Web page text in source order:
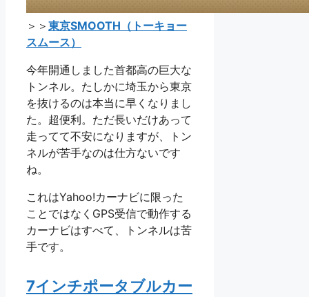
＞＞ 東京SMOOTH（トーキョー
スムース）
今年開通しました首都高の巨大な
トンネル。たしかに埼玉から東京
を抜けるのは本当に早くなりまし
た。超便利。ただ長いだけあって
走ってて不安になりますが、トン
ネルが苦手なのは仕方ないです
ね。
これはYahoo!カーナビに限った
ことではなくGPS受信で動作する
カーナビはすべて、トンネルは苦
手です。
7インチポータブルカー